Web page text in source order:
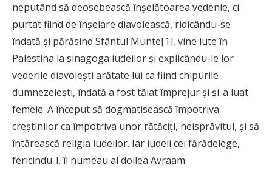
neputând să deosebească înșelătoarea vedenie, ci
purtat fiind de înșelare diavolească, ridicându-se
îndată și părăsind Sfântul Munte[1], vine iute în
Palestina la sinagoga iudeilor și explicându-le lor
vederile diavolești arătate lui ca fiind chipurile
dumnezeiești, îndată a fost tăiat împrejur și și-a luat
femeie. A început să dogmatisească împotriva
creștinilor ca împotriva unor rătăciți, neisprăvitul, și să
întărească religia iudeilor. Iar iudeii cei fărădelege,
fericindu-l, îl numeau al doilea Avraam.